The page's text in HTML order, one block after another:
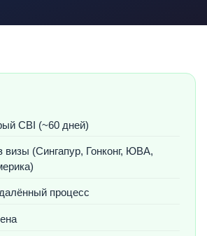
CBI (~60 дней)
визы (Сингапур, Гонконг, ЮВА,
процесс